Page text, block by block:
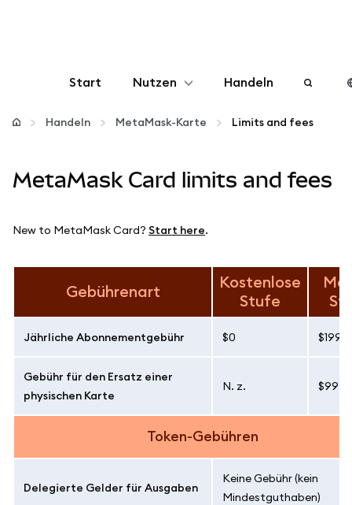
Start Nutzen
Konfigurieren
Krypto verwalten
Handeln
Handeln MetaMask-Karte Limits and fees
MetaMask Card limits and fees
New to MetaMask Card? Start here.
Gebührenart
Kostenlose
Stufe
Jährliche Abonnementgebühr $0 $199
Gebühr für den Ersatz einer
physischen Karte
N. z. $99
Token-Gebühren
Delegierte Gelder für Ausgaben
Keine Gebühr (kein
Mindestguthaben)